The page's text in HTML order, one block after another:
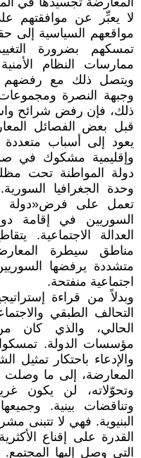
لا يعبِّر عن موافقتهم
مواقعهم السياسية إلى
تمسكهم بضرورة
ممارسات النظام
ويتصل ذلك مع رفضهم
وجبهة النصرة
ذلك، فإن رفض شرائح
قبل بعض الفصائل
يعود إلى أسباب متعددة
وإقليمية مشكوك في
دولة المواطنة تحت
وحدة الجغرافيا
تعمل على فرض«دولة
السوريين في إقامة
العدالة الاجتماعية.
مناطق سيطرة
متشددة يرفضها
اجتماعية منفتحة.
وبدلاً من قراءة
التحالف الطبقي
الحالي، والذي كان
مؤسسات الدولة.
والإدعاء باحتكار
المعارضة، إلى ما وصلت
وتحوّلاته، لن يكون
وتناقضات بينية.
البنيوية. فهي لا تتبنى
القدرة على إقناع
التي وصل إليها المجتمع.